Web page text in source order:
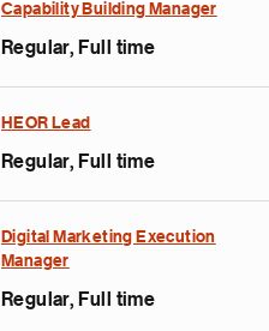
Capability Building Manager
Regular, Full time
HEOR Lead
Regular, Full time
Digital Marketing Execution
Manager
Regular, Full time